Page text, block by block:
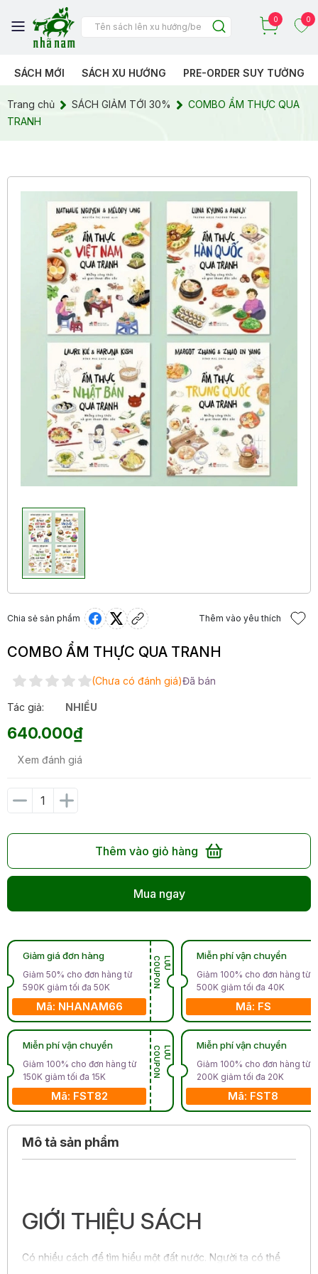
0 0
SÁCH MỚI SÁCH XU HƯỚNG PRE-ORDER SUY TƯỞNG
Trang chủ SÁCH GIẢM TỚI 30%
COMBO ẨM THỰC QUA
TRANH
Chia sẻ sản phẩm Thêm vào yêu thích
COMBO ẨM THỰC QUA TRANH
(Chưa có đánh giá)Đã bán
Tác giả: NHIỀU
640.000₫
Xem đánh giá
Thêm vào giỏ hàng
Mua ngay
Giảm giá đơn hàng
Giảm 50% cho đơn hàng từ
590K giảm tối đa 50K
Mã: NHANAM66
L
Ư
U
C
O
U
P
O
N
Miễn phí vận chuyển
Giảm 100% cho đơn hàng từ
150K giảm tối đa 15K
Mã: FST82
L
Ư
U
C
O
U
P
O
N
Miễn phí vận chuyển
Giảm 100% cho đơn hàng từ
500K giảm tối đa 40K
Mã: FS
Miễn phí vận chuyển
Giảm 100% cho đơn hàng từ
200K giảm tối đa 20K
Mã: FST8
Mô tả sản phẩm
GIỚI THIỆU SÁCH
Có nhiều cách để tìm hiểu một đất nước. Người ta có thể